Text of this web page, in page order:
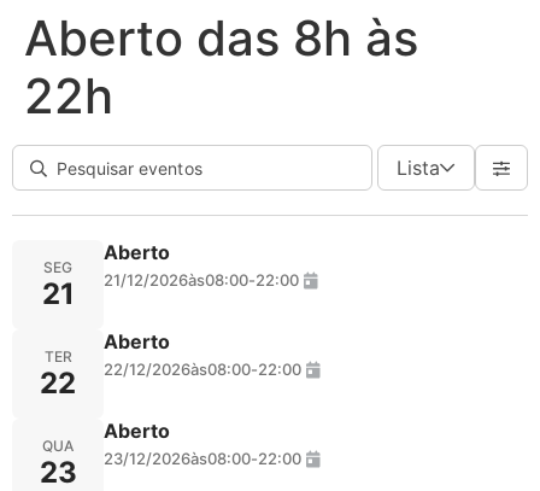
Aberto das 8h às
22h
Lista
SEG
21
Aberto
21/12/2026às08:00-22:00
TER
22
Aberto
22/12/2026às08:00-22:00
QUA
23
Aberto
23/12/2026às08:00-22:00